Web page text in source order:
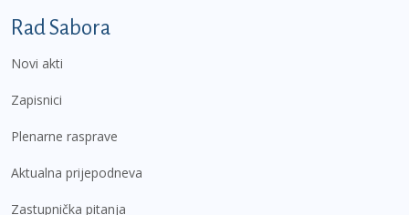
Podnožje prvi izbornik
Rad Sabora
Novi akti
Zapisnici
Plenarne rasprave
Aktualna prijepodneva
Zastupnička pitanja